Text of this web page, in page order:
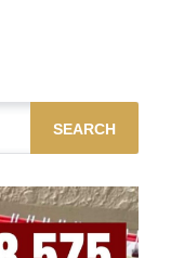
SEARCH